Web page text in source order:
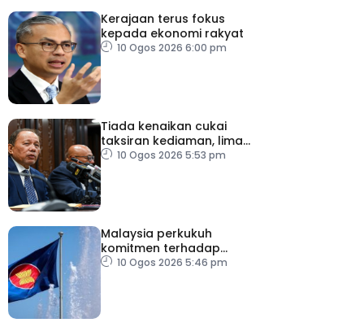
Kerajaan terus fokus
kepada ekonomi rakyat
10 Ogos 2026 6:00 pm
Tiada kenaikan cukai
taksiran kediaman, lima
tahun akan datang
10 Ogos 2026 5:53 pm
Malaysia perkukuh
komitmen terhadap
keamanan, kemakmuran
10 Ogos 2026 5:46 pm